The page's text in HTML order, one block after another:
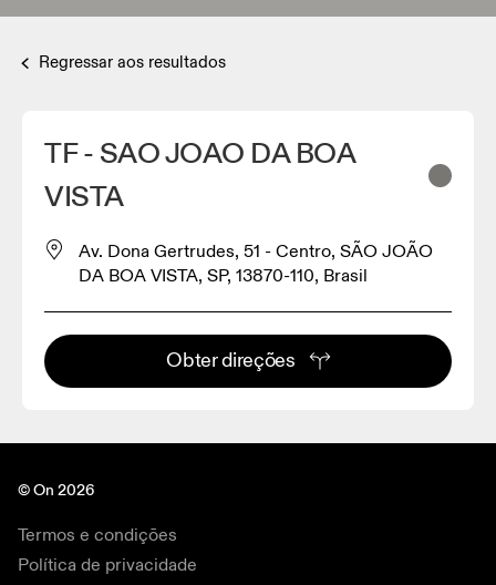
Regressar aos resultados
TF - SAO JOAO DA BOA
VISTA
Av. Dona Gertrudes, 51 - Centro, SÃO JOÃO
DA BOA VISTA, SP, 13870-110, Brasil
Obter direções
© On 2026
Termos e condições
Política de privacidade